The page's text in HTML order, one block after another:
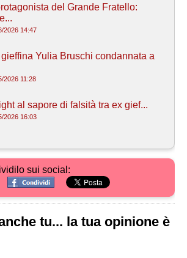
del Grande Fratello:
2026 14:47
gieffina Yulia Bruschi condannata a
2026 11:28
al sapore di falsità tra ex gief...
2026 16:03
sui social:
tu... la tua opinione è